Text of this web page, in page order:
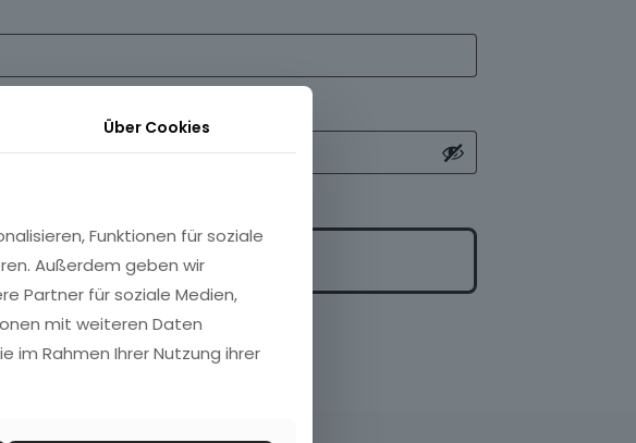
Über Cookies
Funktionen für soziale
Außerdem geben wir
Partner für soziale Medien,
mit weiteren Daten
im Rahmen Ihrer Nutzung ihrer